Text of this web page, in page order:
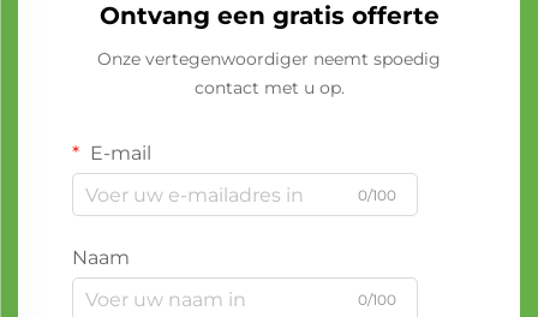
Ontvang een gratis offerte
Onze vertegenwoordiger neemt spoedig
contact met u op.
E-mail
0/100
Naam
0/100